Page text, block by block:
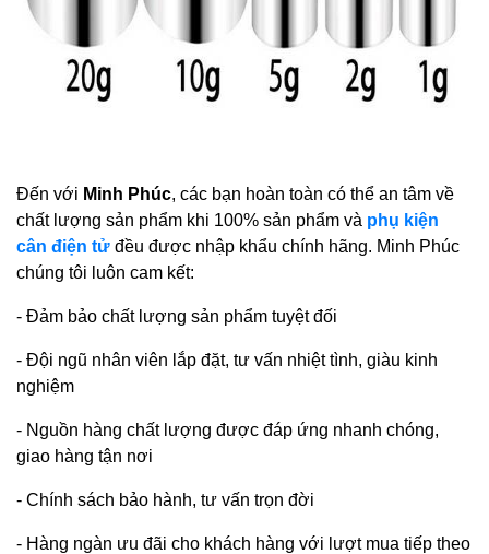
Đến với Minh Phúc, các bạn hoàn toàn có thể an tâm về
chất lượng sản phẩm khi 100% sản phẩm và phụ kiện
cân điện tử đều được nhập khẩu chính hãng. Minh Phúc
chúng tôi luôn cam kết:
- Đảm bảo chất lượng sản phẩm tuyệt đối
- Đội ngũ nhân viên lắp đặt, tư vấn nhiệt tình, giàu kinh
nghiệm
- Nguồn hàng chất lượng được đáp ứng nhanh chóng,
giao hàng tận nơi
- Chính sách bảo hành, tư vấn trọn đời
- Hàng ngàn ưu đãi cho khách hàng với lượt mua tiếp theo